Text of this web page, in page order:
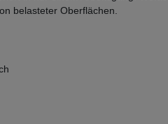
belasteter Oberflächen.